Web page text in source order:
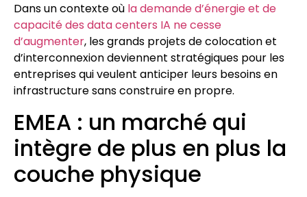
Dans un contexte où la demande d’énergie et de
capacité des data centers IA ne cesse
d’augmenter, les grands projets de colocation et
d’interconnexion deviennent stratégiques pour les
entreprises qui veulent anticiper leurs besoins en
infrastructure sans construire en propre.
EMEA : un marché qui
intègre de plus en plus la
couche physique